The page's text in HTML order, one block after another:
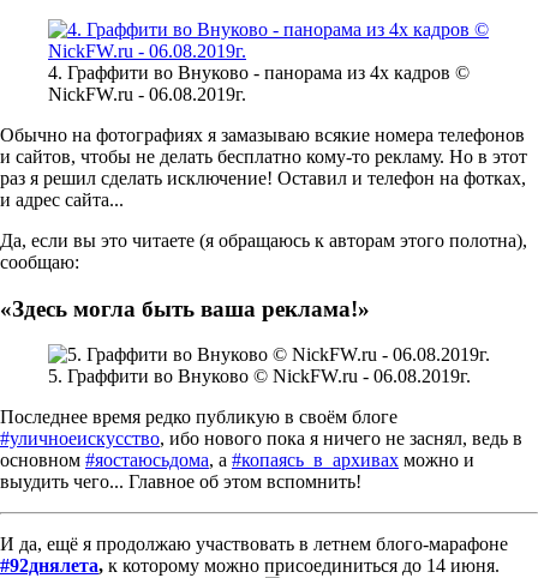
4. Граффити во Внуково - панорама из 4х кадров ©
NickFW.ru - 06.08.2019г.
Обычно на фотографиях я замазываю всякие номера телефонов
и сайтов, чтобы не делать бесплатно кому-то рекламу. Но в этот
раз я решил сделать исключение! Оставил и телефон на фотках,
и адрес сайта...
Да, если вы это читаете (я обращаюсь к авторам этого полотна),
сообщаю:
«Здесь могла быть ваша реклама!»
5. Граффити во Внуково © NickFW.ru - 06.08.2019г.
Последнее время редко публикую в своём блоге
#уличноеискусство, ибо нового пока я ничего не заснял, ведь в
основном #яостаюсьдома, а #копаясь_в_архивах можно и
выудить чего... Главное об этом вспомнить!
И да, ещё я продолжаю участвовать в летнем блого-марафоне
#92днялета, к которому можно присоединиться до 14 июня.